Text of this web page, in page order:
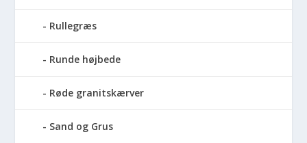
Rullegræs
Runde højbede
Røde granitskærver
Sand og Grus